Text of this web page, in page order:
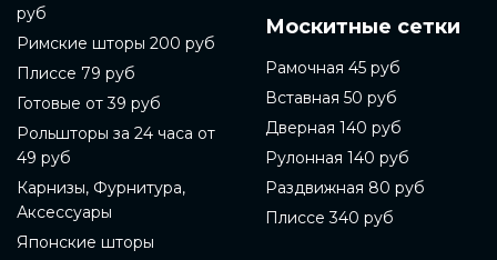
руб
Римские шторы 200 руб
Плиссе 79 руб
Готовые от 39 руб
Рольшторы за 24 часа от
49 руб
Карнизы, Фурнитура,
Аксессуары
Японские шторы
Москитные сетки
Рамочная 45 руб
Вставная 50 руб
Дверная 140 руб
Рулонная 140 руб
Раздвижная 80 руб
Плиссе 340 руб